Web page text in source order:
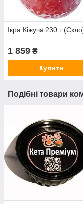
Ікра Кіжуча 230 г
1 859 ₴
Купити
Подібні товари